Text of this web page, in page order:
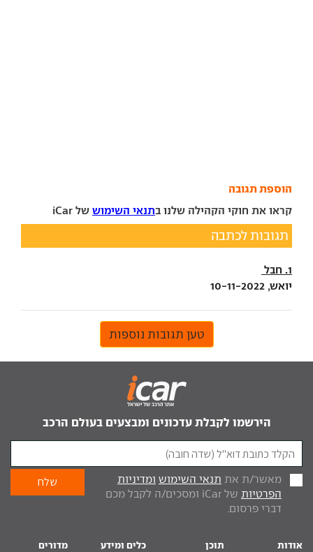
הוספת תגובה
קראו את חוקי הקהילה שלנו בתנאי השימוש של iCar
תגובות לכתבה
1. חבל
יואש, 10-11-2022
טען תגובות נוספות
הירשמו לקבלת עדכונים ומבצעים בעולם הרכב
מאשר/ת את תנאי השימוש ומדיניות
הפרטיות
של iCar ומסכים/ה לקבל מכם
דברי פרסום.
אודות תוכן כלים ומידע מדורים